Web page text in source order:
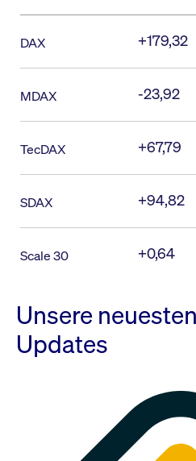
DAX +179,32
MDAX -23,92
TecDAX +67,79
SDAX +94,82
Scale 30 +0,64
Unsere
Updates